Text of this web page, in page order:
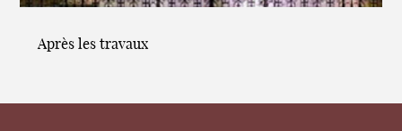
Après les travaux